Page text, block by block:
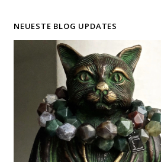
NEUESTE BLOG UPDATES